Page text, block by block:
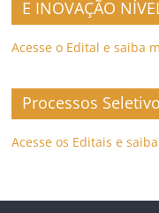
E INOVAÇÃO
Acesse o Edital e saiba
Processos
Acesse os Editais e